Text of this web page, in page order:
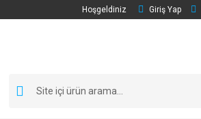
Hoşgeldiniz Giriş Yap